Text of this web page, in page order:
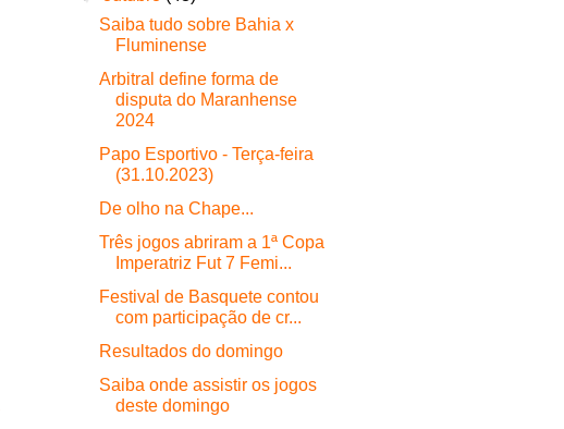
Saiba tudo sobre Bahia x
Fluminense
Arbitral define forma de
disputa do Maranhense
2024
Papo Esportivo - Terça-feira
(31.10.2023)
De olho na Chape...
Três jogos abriram a 1ª Copa
Imperatriz Fut 7 Femi...
Festival de Basquete contou
com participação de cr...
Resultados do domingo
Saiba onde assistir os jogos
deste domingo